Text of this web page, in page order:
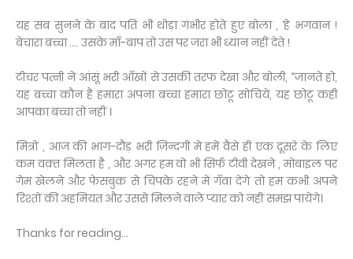
यह सब सुनने के बाद पति भी थोड़ा गंभीर होते हुए बोला , ‘हे भगवान !
बेचारा बच्चा …. उसके माँ-बाप तो उस पर जरा भी ध्यान नहीं देते !
टीचर पत्नी ने आंसूं भरी आँखों से उसकी तरफ देखा और बोली, “जानते हो,
यह बच्चा कौन है हमारा अपना बच्चा हमारा छोटू सोचिये, यह छोटू कही
आपका बच्चा तो नहीं ।
मित्रों , आज की भाग-दौड़ भरी ज़िन्दगी में हमें वैसे ही एक दूसरे के लिए
कम वक़्त मिलता है , और अगर हम वो भी सिर्फ टीवी देखने , मोबाइल पर
गेम खेलने और फेसबुक से चिपके रहने में गँवा देंगे तो हम कभी अपने
रिश्तों की अहमियत और उससे मिलने वाले प्यार को नहीं समझ पायेंगे।
Thanks for reading...